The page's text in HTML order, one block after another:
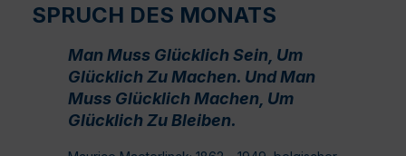
SPRUCH DES MONATS
Man Muss Glücklich Sein, Um
Glücklich Zu Machen. Und Man
Muss Glücklich Machen, Um
Glücklich Zu Bleiben.